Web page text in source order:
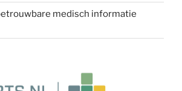
medisch informatie